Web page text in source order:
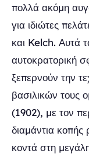
πολλά ακόμη
για ιδιώτες
και Kelch. Αυτά
αυτοκρατορική
ξεπερνούν την
βασιλικών τους
(1902), με τον
διαμάντια κοπής
κοντά στη